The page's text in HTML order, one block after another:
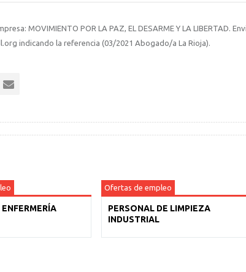
MOVIMIENTO POR LA PAZ, EL DESARME Y LA LIBERTAD.
indicando la referencia (03/2021 Abogado/a La Rioja).
Ofertas de empleo
PERSONAL DE LIMPIEZA
INDUSTRIAL